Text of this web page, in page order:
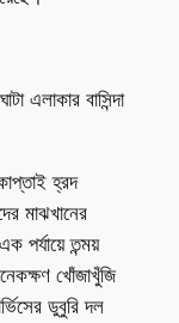
এলাকার বাসিন্দা
হ্রদ
মাঝখানের
পর্যায়ে তন্ময়
খোঁজাখুঁজি
ডুবুরি দল